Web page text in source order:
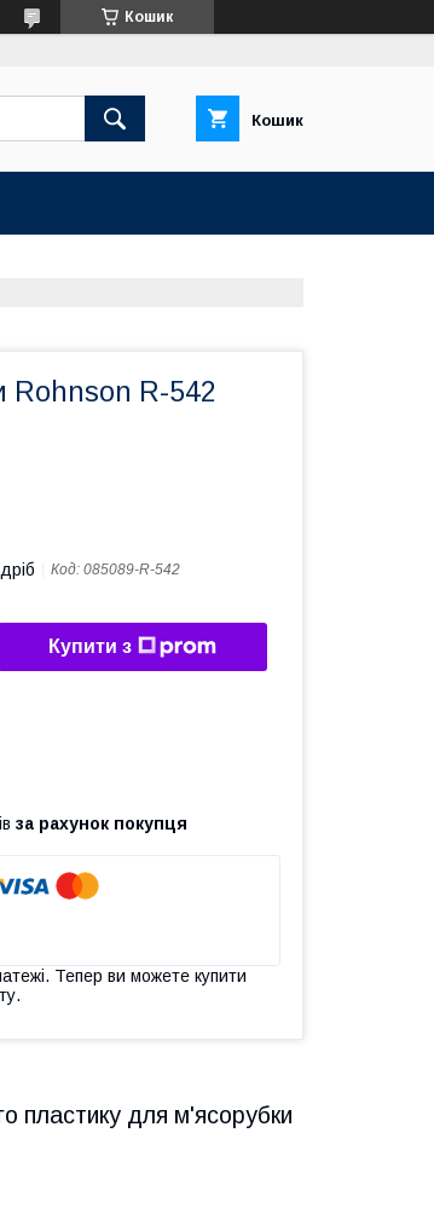
Кошик
Кошик
Rohnson R-542
Код: 085089-R-542
Купити з
за рахунок покупця
Тепер ви можете купити
пластику для м'ясорубки